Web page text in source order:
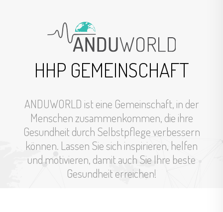
HHP GEMEINSCHAFT
ANDUWORLD ist eine Gemeinschaft, in der
Menschen zusammenkommen, die ihre
Gesundheit durch Selbstpflege verbessern
können. Lassen Sie sich inspirieren, helfen
und motivieren, damit auch Sie Ihre beste
Gesundheit erreichen!